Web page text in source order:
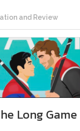
and Review
Long